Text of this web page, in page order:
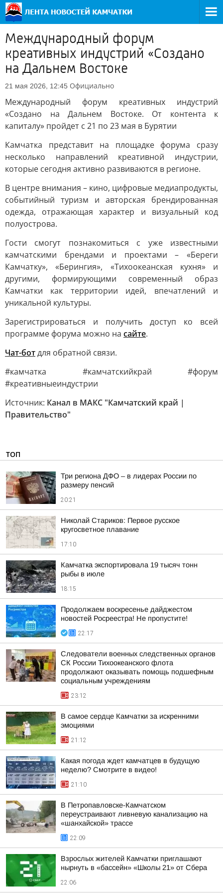
Международный форум
креативных индустрий «Создано
на Дальнем Востоке
21 мая 2026, 12:45 Официально
Международный форум креативных индустрий
«Создано на Дальнем Востоке. От контента к
капиталу» пройдет с 21 по 23 мая в Бурятии
Камчатка представит на площадке форума сразу
несколько направлений креативной индустрии,
которые сегодня активно развиваются в регионе.
В центре внимания – кино, цифровые медиапродукты,
событийный туризм и авторская брендированная
одежда, отражающая характер и визуальный код
полуострова.
Гости смогут познакомиться с уже известными
камчатскими брендами и проектами – «Береги
Камчатку», «Берингия», «Тихоокеанская кухня» и
другими, формирующими современный образ
Камчатки как территории идей, впечатлений и
уникальной культуры.
Зарегистрироваться и получить доступ ко всей
программе форума можно на сайте.
Чат-ботдля обратной связи.
#камчатка #камчатскийкрай #форум
#креативныеиндустрии
Источник: Канал в МАКС "Камчатский край |
Правительство"
ТОП
Три региона ДФО – в лидерах России по
размеру пенсий
20:21
Николай Стариков: Первое русское
кругосветное плавание
17:10
Камчатка экспортировала 19 тысяч тонн
рыбы в июле
18:15
Продолжаем воскресенье дайджестом
новостей Росреестра! Не пропустите!
22:17
Следователи военных следственных органов
СК России Тихоокеанского флота
продолжают оказывать помощь подшефным
социальным учреждениям
23:12
В самое сердце Камчатки за искренними
эмоциями
21:12
Какая погода ждет камчатцев в будущую
неделю? Cмотрите в видео!
21:10
В Петропавловске-Камчатском
переустраивают ливневую канализацию на
«шанхайской» трассе
22:09
Взрослых жителей Камчатки приглашают
нырнуть в «бассейн» «Школы 21» от Сбера
22:06